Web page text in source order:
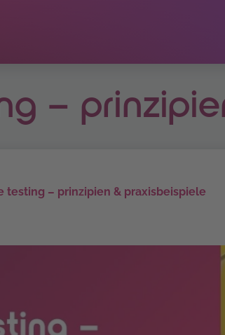
–
testing – prinzipien & praxisbeispiele